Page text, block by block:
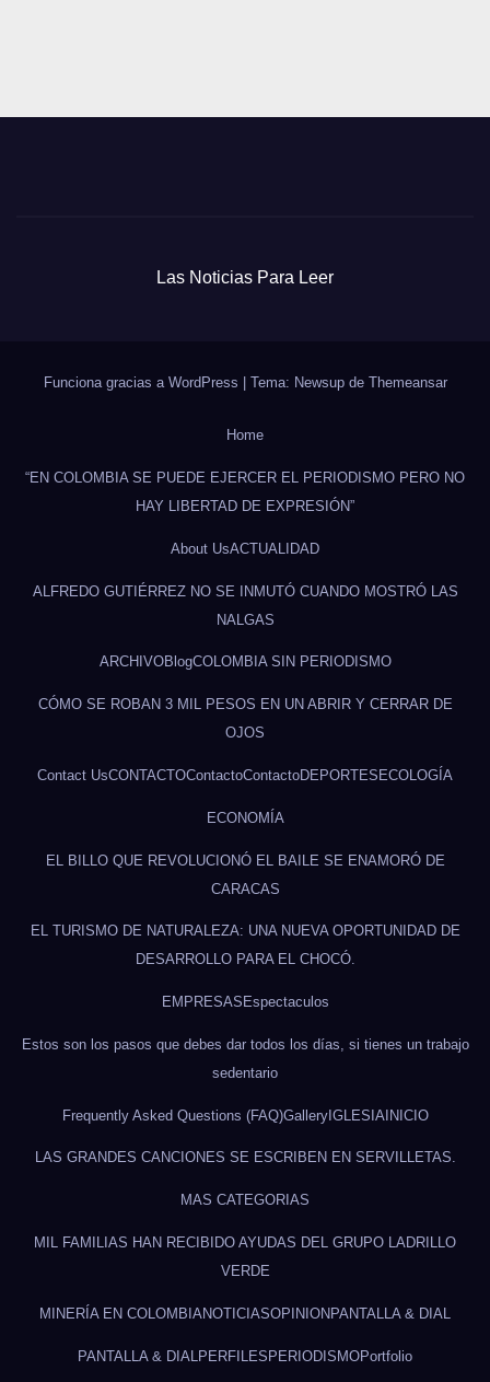
Las Noticias Para Leer
Funciona gracias a WordPress Tema: Newsup de Themeansar
Home
“EN COLOMBIA SE PUEDE EJERCER EL PERIODISMO PERO NO
HAY LIBERTAD DE EXPRESIÓN”
About UsACTUALIDAD
ALFREDO GUTIÉRREZ NO SE INMUTÓ CUANDO MOSTRÓ LAS
NALGAS
ARCHIVOBlogCOLOMBIA SIN PERIODISMO
CÓMO SE ROBAN 3 MIL PESOS EN UN ABRIR Y CERRAR DE
OJOS
Contact UsCONTACTOContactoContactoDEPORTES ECOLOGÍA
ECONOMÍA
EL BILLO QUE REVOLUCIONÓ EL BAILE SE ENAMORÓ DE
CARACAS
EL TURISMO DE NATURALEZA: UNA NUEVA OPORTUNIDAD DE
DESARROLLO PARA EL CHOCÓ.
EMPRESAS Espectaculos
Estos son los pasos que debes dar todos los días, si tienes un trabajo
sedentario
Frequently Asked Questions (FAQ)GalleryIGLESIAINICIO
LAS GRANDES CANCIONES SE ESCRIBEN EN SERVILLETAS.
MAS CATEGORIAS
MIL FAMILIAS HAN RECIBIDO AYUDAS DEL GRUPO LADRILLO
VERDE
MINERÍA EN COLOMBIA NOTICIASOPINION PANTALLA & DIAL
PANTALLA & DIAL PERFILESPERIODISMOPortfolio